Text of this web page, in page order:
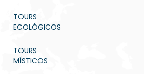
TOURS
ECOLÓGICOS
TOURS
MÍSTICOS